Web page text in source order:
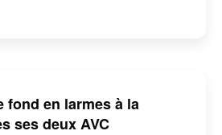
fond en larmes à la
ses deux AVC